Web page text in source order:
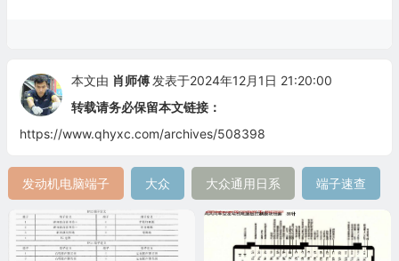
本文由 肖师傅 发表于2024年12月1日 21:20:00
转载请务必保留本文链接：
https://www.qhyxc.com/archives/508398
发动机电脑端子 大众 大众通用日系 端子速查